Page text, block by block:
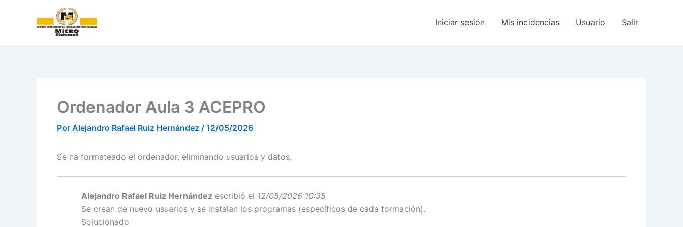
Iniciar sesión Mis incidencias Usuario Salir
Ordenador Aula 3 ACEPRO
Por Alejandro Rafael Ruiz Hernández / 12/05/2026
Se ha formateado el ordenador, eliminando usuarios y datos.
Alejandro Rafael Ruiz Hernández escribió el 12/05/2026 10:35
Se crean de nuevo usuarios y se instalan los programas (específicos de cada formación).
Solucionado